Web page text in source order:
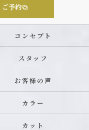
ご予約
コンセプト
スタッフ
お客様の声
カラー
カット